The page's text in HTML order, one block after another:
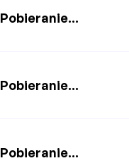
Pobieranie...
Pobieranie...
Pobieranie...